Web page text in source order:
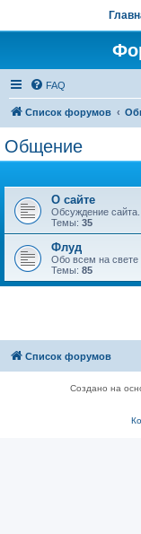
FAQ
Список форумов
Общение
О сайте
Обсуждение
Темы: 35
Флуд
Обо всем на свете
Темы: 85
Список форумов
Создано на